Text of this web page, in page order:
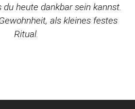
heute dankbar sein kannst.
als kleines festes
Ritual.